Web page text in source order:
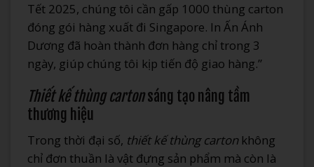
Tết 2025, chúng tôi cần gấp 1000 thùng carton
đóng gói hàng xuất đi Singapore. In Ấn Ánh
Dương đã hoàn thành đơn hàng chỉ trong 3
ngày, giúp chúng tôi kịp tiến độ giao hàng.”
Thiết kế thùng cartonsáng tạo nâng tầm
thương hiệu
Trong thời đại số, thiết kế thùng cartonkhông
chỉ đơn thuần là vật đựng sản phẩm mà còn là